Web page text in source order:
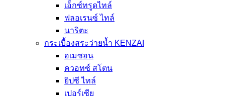
เอ็กซ์ทรูดไทล์
ฟลอเรนซ์ ไทล์
นาริตะ
กระเบื้องสระว่ายน้ำ KENZAI
อเมซอน
ควอทซ์ สโตน
ยิปซี ไทล์
เปอร์เซีย